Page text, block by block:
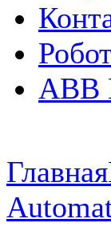
Главная